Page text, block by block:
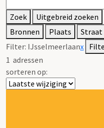
Zoek
Uitgebreid zoeken
Bronnen
Plaats Straat
Filter: IJsselmeerlaanx
1 adressen
sorteren op: